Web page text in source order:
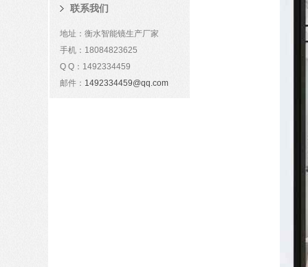
联系我们
地址：衡水智能镜生产厂家
手机：18084823625
Q Q：1492334459
邮件： 1492334459@qq.com